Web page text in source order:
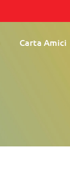
Carta Amici